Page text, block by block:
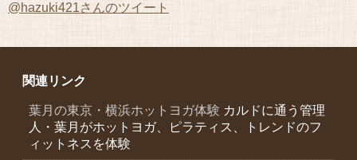
@hazuki421さんのツイート
関連リンク
葉月の東京・横浜ホットヨガ体験 カルドに通う管理
人・葉月がホットヨガ、ピラティス、トレンドのフ
ィットネスを体験